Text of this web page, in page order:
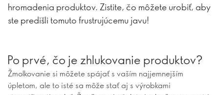
hromadenia produktov. Zistite, čo môžete urobiť, aby
ste predišli tomuto frustrujúcemu javu!
Po prvé, čo je zhlukovanie produktov?
Žmolkovanie si môžete spájať s vaším najjemnejším
úpletom, ale to isté sa môže stať aj s výrobkami